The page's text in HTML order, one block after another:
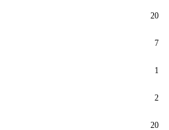
20
7
1
2
20